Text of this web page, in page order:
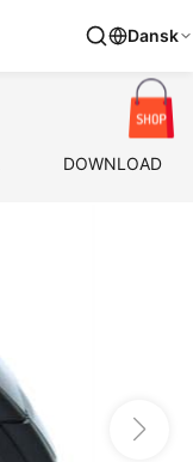
Dansk
DOWNLOAD